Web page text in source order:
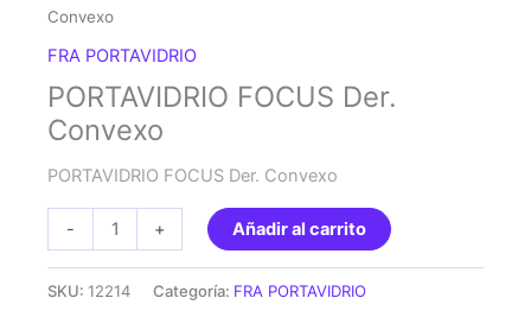
Convexo
FRA PORTAVIDRIO
PORTAVIDRIO FOCUS Der.
Convexo
PORTAVIDRIO FOCUS Der. Convexo
-
PORTAVIDRIO
FOCUS
+ Añadir al carrito
SKU: 12214 Categoría: FRA PORTAVIDRIO